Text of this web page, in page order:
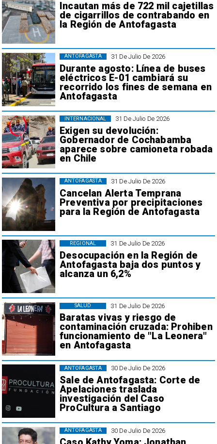
Incautan más de 722 mil cajetillas
de cigarrillos de contrabando en
la Región de Antofagasta
31 De Julio De 2026
Durante agosto: Línea de buses
eléctricos E-01 cambiará su
recorrido los fines de semana en
Antofagasta
ANTOFAGASTA
31 De Julio De 2026
Exigen su devolución:
Gobernador de Cochabamba
aparece sobre camioneta robada
en Chile
INTERNACIONAL
31 De Julio De 2026
Cancelan Alerta Temprana
Preventiva por precipitaciones
para la Región de Antofagasta
ANTOFAGASTA
31 De Julio De 2026
Desocupación en la Región de
Antofagasta baja dos puntos y
alcanza un 6,2%
REGIONAL
31 De Julio De 2026
Baratas vivas y riesgo de
contaminación cruzada: Prohiben
funcionamiento de "La Leonera"
en Antofagasta
SALUD
30 De Julio De 2026
Sale de Antofagasta: Corte de
Apelaciones traslada
investigación del Caso
ProCultura a Santiago
ANTOFAGASTA
30 De Julio De 2026
ANTOFAGASTA